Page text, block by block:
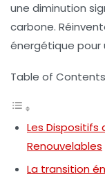
une diminution
carbone.
énergétique pour
Table of Contents
Les Dispositifs
Renouvelables
La transition